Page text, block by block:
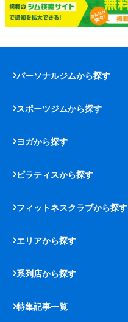
パーソナルジムから探す
スポーツジムから探す
ヨガから探す
ピラティスから探す
フィットネスクラブから探す
エリアから探す
系列店から探す
特集記事一覧